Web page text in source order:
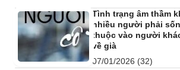
Tình trạng âm thầm
nhiều người phải
thuộc vào người
về già
07/01/2026 (32)